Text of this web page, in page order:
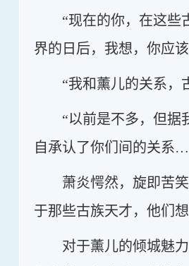
“现在的你，在这
界的日后，我想，你应
“我和薰儿的关系，
“以前是不多，但据
自承认了你们间的关系
萧炎愕然，旋即苦
于那些古族天才，他们
对于薰儿的倾城魅